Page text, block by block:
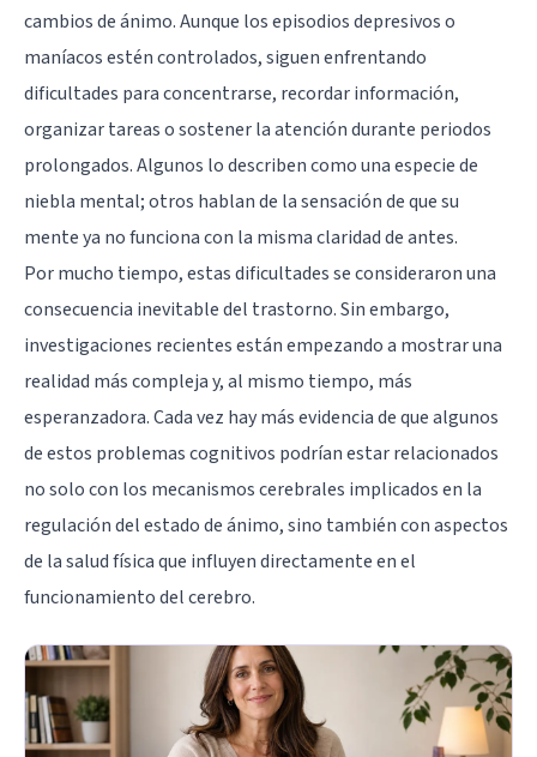
cambios de ánimo. Aunque los episodios depresivos o
maníacos estén controlados, siguen enfrentando
dificultades para concentrarse, recordar información,
organizar tareas o sostener la atención durante periodos
prolongados. Algunos lo describen como una especie de
niebla mental; otros hablan de la sensación de que su
mente ya no funciona con la misma claridad de antes.
Por mucho tiempo, estas dificultades se consideraron una
consecuencia inevitable del trastorno. Sin embargo,
investigaciones recientes están empezando a mostrar una
realidad más compleja y, al mismo tiempo, más
esperanzadora. Cada vez hay más evidencia de que algunos
de estos problemas cognitivos podrían estar relacionados
no solo con los mecanismos cerebrales implicados en la
regulación del estado de ánimo, sino también con aspectos
de la salud física que influyen directamente en el
funcionamiento del cerebro.